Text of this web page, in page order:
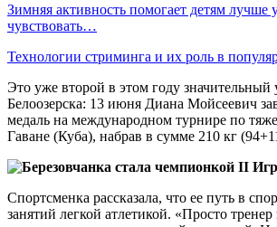
Зимняя активность помогает детям лучше
чувствовать…
Технологии стриминга и их роль в
Это уже второй в этом году значительный
Белоозерска: 13 июня Диана Мойсеевич
медаль на международном турнире по
Гаване (Куба), набрав в сумме 210 кг
Спортсменка рассказала, что ее путь в
занятий легкой атлетикой. «Просто